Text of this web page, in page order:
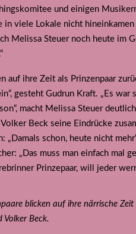
und einigen
in viele Lokale nicht
Melissa Steuer noch heute im
ihre Zeit als Prinzenpaar
gesteht Gudrun Kraft. „Es war
macht Melissa Steuer
Beck seine Eindrücke
„Damals schon, heute nicht
„Das muss man einfach mal
Prinzepaar, will jeder
blicken auf ihre närrische
Beck.